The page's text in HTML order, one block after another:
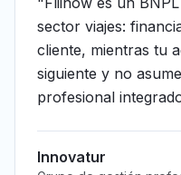
sector viajes:
cliente, mientras tu
siguiente y no
profesional
Innovatur